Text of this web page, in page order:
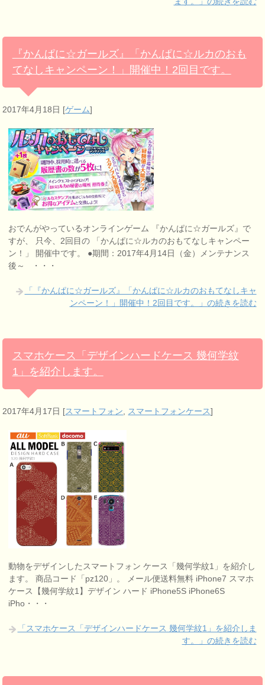
『かんぱに☆ガールズ』「かんぱに☆ルカのおも
てなしキャンペーン！」開催中！2回目です。
2017年4月18日 [ゲーム]
おでんがやっているオンラインゲーム 『かんぱに☆ガールズ』で
すが、 只今、2回目の 「かんぱに☆ルカのおもてなしキャンペー
ン！」 開催中です。 ●期間：2017年4月14日（金）メンテナンス
後～ ・・・
「『かんぱに☆ガールズ』「かんぱに☆ルカのおもてなしキャ
ンペーン！」開催中！2回目です。」の続きを読む
スマホケース「デザインハードケース 幾何学紋
1」を紹介します。
2017年4月17日 [スマートフォン, スマートフォンケース]
動物をデザインしたスマートフォン ケース「幾何学紋1」を紹介し
ます。 商品コード「pz120」。 メール便送料無料 iPhone7 スマホ
ケース【幾何学紋1】デザイン ハード iPhone5S iPhone6S
iPho・・・
「スマホケース「デザインハードケース 幾何学紋1」を紹介しま
す。」の続きを読む